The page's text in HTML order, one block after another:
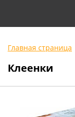
Главная страница
Клеенки